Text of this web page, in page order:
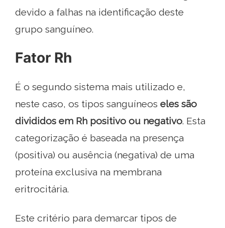
devido a falhas na identificação deste
grupo sanguíneo.
Fator Rh
É o segundo sistema mais utilizado e,
neste caso, os tipos sanguíneos eles são
divididos em Rh positivo ou negativo. Esta
categorização é baseada na presença
(positiva) ou ausência (negativa) de uma
proteína exclusiva na membrana
eritrocitária.
Este critério para demarcar tipos de